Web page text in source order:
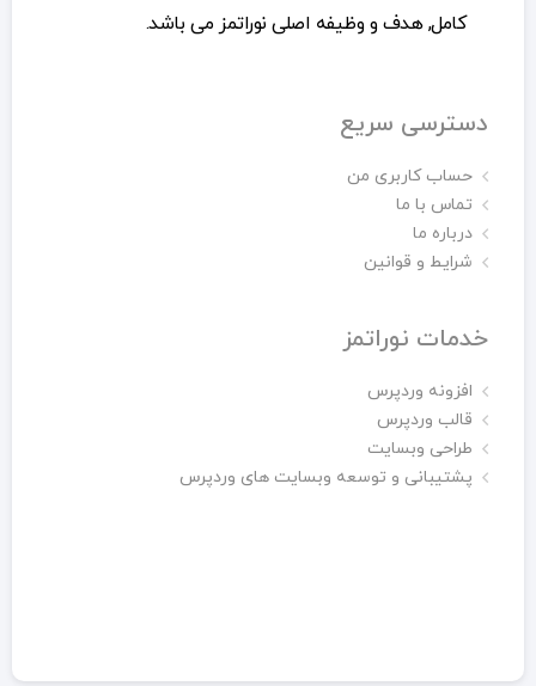
کامل, هدف و وظیفه اصلی نوراتمز می باشد.
دسترسی سریع
حساب کاربری من
تماس با ما
درباره ما
شرایط و قوانین
خدمات نوراتمز
افزونه وردپرس
قالب وردپرس
طراحی وبسایت
پشتیبانی و توسعه وبسایت های وردپرس